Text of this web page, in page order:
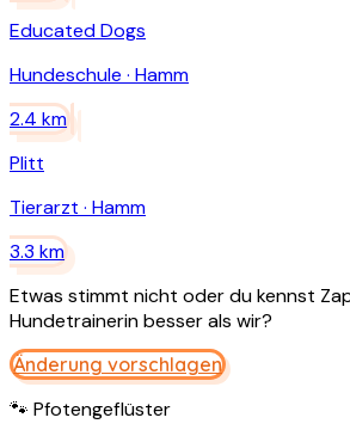
Educated Dogs
Hundeschule · Hamm
2.4 km
Plitt
Tierarzt · Hamm
3.3 km
Etwas stimmt nicht oder du kennst
Hundetrainerinbesser als wir?
Änderung vorschlagen
🐾 Pfotengeflüster